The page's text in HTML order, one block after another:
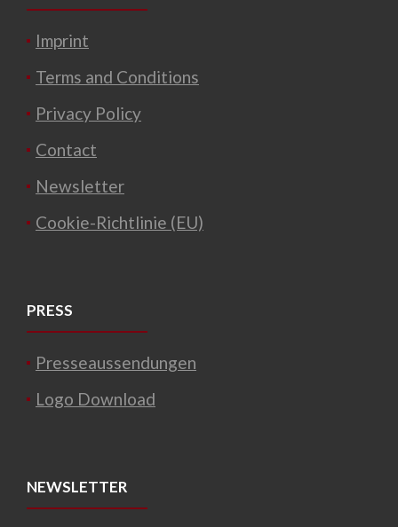
Imprint
Terms and Conditions
Privacy Policy
Contact
Newsletter
Cookie-Richtlinie (EU)
PRESS
Presseaussendungen
Logo Download
NEWSLETTER